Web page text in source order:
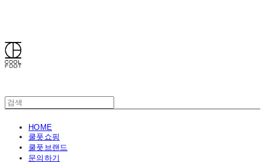
HOME
쿨풋쇼핑
쿨풋브랜드
문의하기